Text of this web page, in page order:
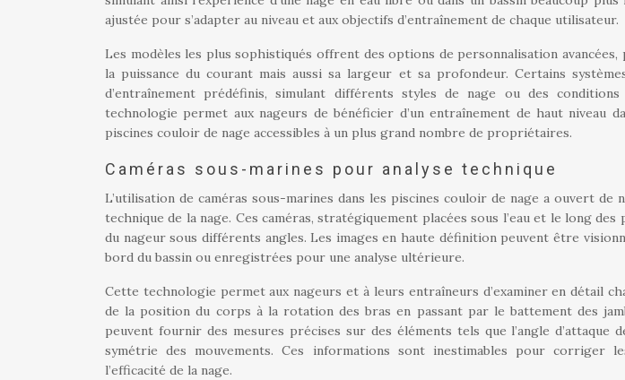
ajustée pour s’adapter au niveau et aux objectifs d’entraînement de chaque utilisateur.
Les modèles les plus sophistiqués offrent des options de personnalisation
la puissance du courant mais aussi sa largeur et sa profondeur. Certains
d’entraînement prédéfinis, simulant différents styles de nage ou des
technologie permet aux nageurs de bénéficier d’un entraînement de haut niveau
piscines couloir de nage accessibles à un plus grand nombre de propriétaires.
Caméras sous-marines pour analyse technique
L’utilisation de caméras sous-marines dans les piscines couloir de nage a ouvert de
technique de la nage. Ces caméras, stratégiquement placées sous l’eau et le long
du nageur sous différents angles. Les images en haute définition peuvent être
bord du bassin ou enregistrées pour une analyse ultérieure.
Cette technologie permet aux nageurs et à leurs entraîneurs d’examiner en détail
de la position du corps à la rotation des bras en passant par le battement des
peuvent fournir des mesures précises sur des éléments tels que l’angle d’attaque
symétrie des mouvements. Ces informations sont inestimables pour corriger
l’efficacité de la nage.